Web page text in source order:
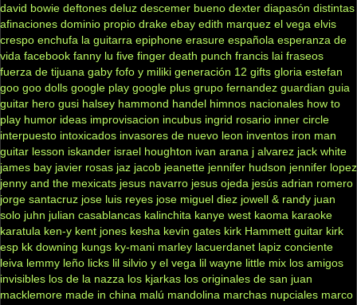
david bowie deftones deluz descemer bueno dexter diapasón distintas
afinaciones dominio propio drake ebay edith marquez el vega elvis
crespo enchufa la guitarra epiphone erasure española esperanza de
vida facebook fanny lu five finger death punch francis lai fraseos
fuerza de tijuana gaby fofo y miliki generación 12 gifts gloria estefan
goo goo dolls google play google plus grupo fernandez guardian guia
guitar hero gusi halsey hammond handel himnos nacionales how to
play humor ideas improvisacion incubus ingrid rosario inner circle
interpuesto intoxicados invasores de nuevo leon inventos iron man
guitar lesson iskander israel houghton ivan arana j alvarez jack white
james bay javier rosas jaz jacob jeanette jennifer hudson jennifer lopez
jenny and the mexicats jesus navarro jesus ojeda jesús adrian romero
jorge santacruz jose luis reyes jose miguel diez jowell & randy juan
solo juhn julian casablancas kalinchita kanye west kaoma karaoke
karatula ken-y kent jones kesha kevin gates kirk Hammett guitar kirk
esp kk downing kungs ky-mani marley lacuerdanet lapiz conciente
leiva lemmy leño licks lil silvio y el vega lil wayne little mix los amigos
invisibles los de la nazza los kjarkas los originales de san juan
macklemore made in china malú mandolina marchas nupciales marco